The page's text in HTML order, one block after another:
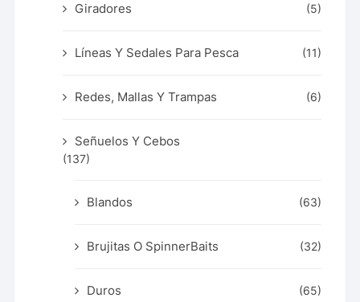
Giradores (5)
Líneas Y Sedales Para Pesca (11)
Redes, Mallas Y Trampas (6)
Señuelos Y Cebos
(137)
Blandos (63)
Brujitas O SpinnerBaits (32)
Duros (65)